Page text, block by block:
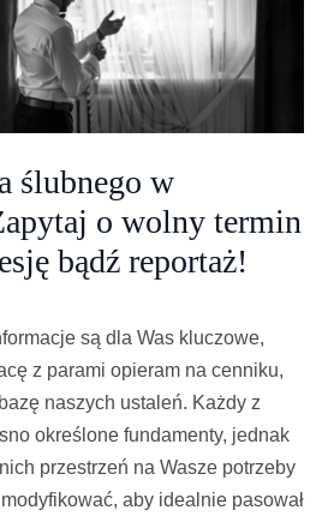
ślubnego w
o wolny termin
bądź reportaż!
są dla Was kluczowe,
z parami opieram na cenniku,
naszych ustaleń. Każdy z
określone fundamenty, jednak
przestrzeń na Wasze potrzeby
aby idealnie pasował